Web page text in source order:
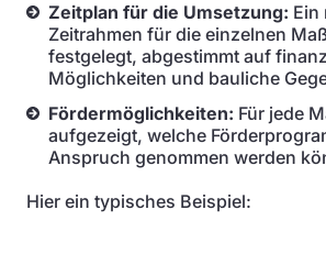
Zeitplan für die Umsetzung: Ein
Zeitrahmen für die einzelnen
festgelegt, abgestimmt auf
Möglichkeiten und bauliche
Fördermöglichkeiten: Für jede
aufgezeigt, welche
Anspruch genommen werden
Hier ein typisches Beispiel: